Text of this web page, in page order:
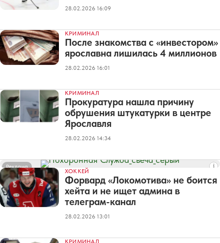
28.02.2026 16:09
КРИМИНАЛ
После знакомства с «инвестором»
ярославна лишилась 4 миллионов
28.02.2026 16:01
КРИМИНАЛ
Прокуратура нашла причину
обрушения штукатурки в центре
Ярославля
28.02.2026 14:34
Реклама
ХОККЕЙ
Форвард «Локомотива» не боится
хейта и не ищет админа в
телеграм-канал
28.02.2026 13:01
КРИМИНАЛ